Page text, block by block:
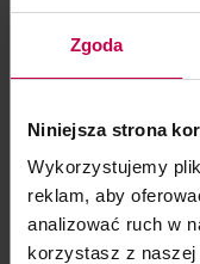
Zgoda
Niniejsza strona
Wykorzystujemy
reklam, aby
analizować ruch w
korzystasz z naszej